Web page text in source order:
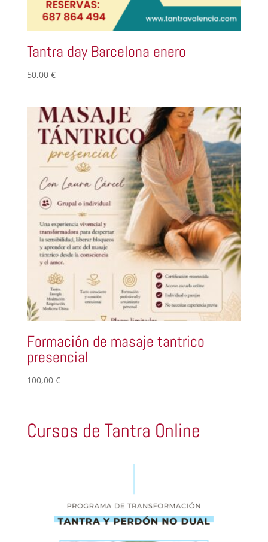
Tantra day Barcelona enero
50,00 €
Formación de masaje tantrico
presencial
100,00 €
Cursos de Tantra Online